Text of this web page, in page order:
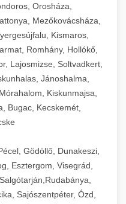
Orosháza,
Mezőkovácsháza,
Kismaros,
Romhány, Hollókő,
Lajosmizse, Soltvadkert,
Jánoshalma,
Kiskunmajsa,
Bugac, Kecskemét,
Gödöllő, Dunakeszi,
Esztergom, Visegrád,
Sajószentpéter, Ózd,